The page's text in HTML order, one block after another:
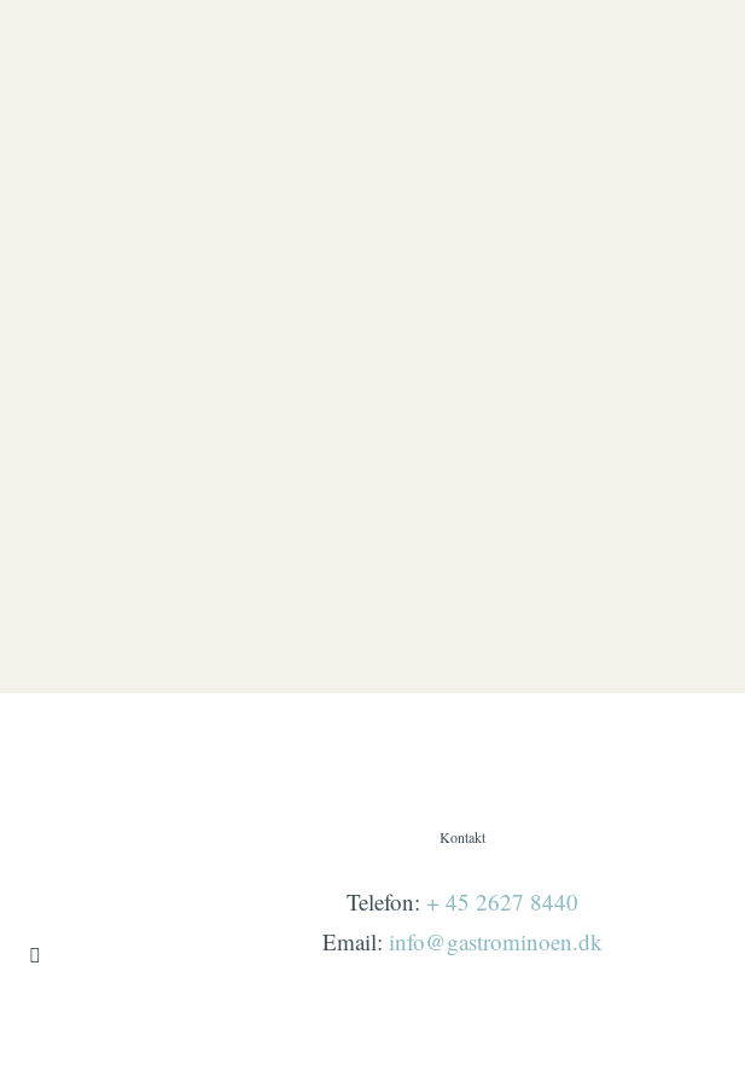
Kontakt
Telefon: + 45 2627 8440
Email: info@gastrominoen.dk